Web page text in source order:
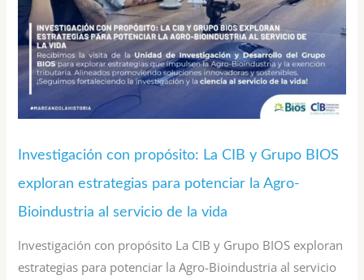
Investigación con propósito: La CIB y Grupo BIOS
exploran estrategias para potenciar la Agro-
Bioindustria al servicio de la vida
Investigación con propósito La CIB y Grupo BIOS exploran
estrategias para potenciar la Agro-Bioindustria al servicio
exploran
estrategias
para
potenciar
Agro-
Bioindustria
al